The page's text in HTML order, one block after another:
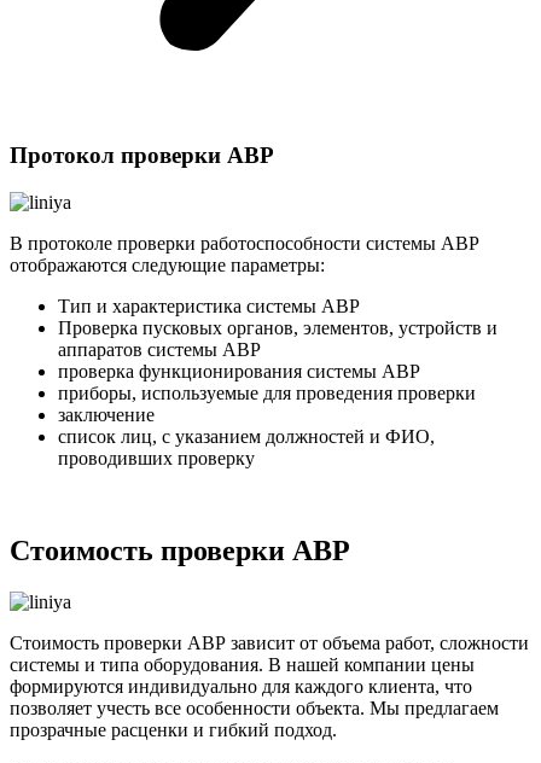
Протокол проверки АВР
В протоколе проверки работоспособности системы АВР
отображаются следующие параметры:
Тип и характеристика системы АВР
Проверка пусковых органов, элементов, устройств и
аппаратов системы АВР
проверка функционирования системы АВР
приборы, используемые для проведения проверки
заключение
список лиц, с указанием должностей и ФИО,
проводивших проверку
Стоимость проверки АВР
Стоимость проверки АВР зависит от объема работ, сложности
системы и типа оборудования. В нашей компании цены
формируются индивидуально для каждого клиента, что
позволяет учесть все особенности объекта. Мы предлагаем
прозрачные расценки и гибкий подход.